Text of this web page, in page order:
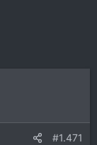
#1.471